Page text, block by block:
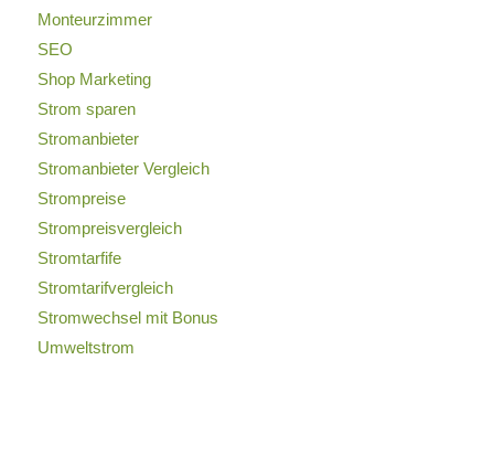
Monteurzimmer
SEO
Shop Marketing
Strom sparen
Stromanbieter
Stromanbieter Vergleich
Strompreise
Strompreisvergleich
Stromtarfife
Stromtarifvergleich
Stromwechsel mit Bonus
Umweltstrom